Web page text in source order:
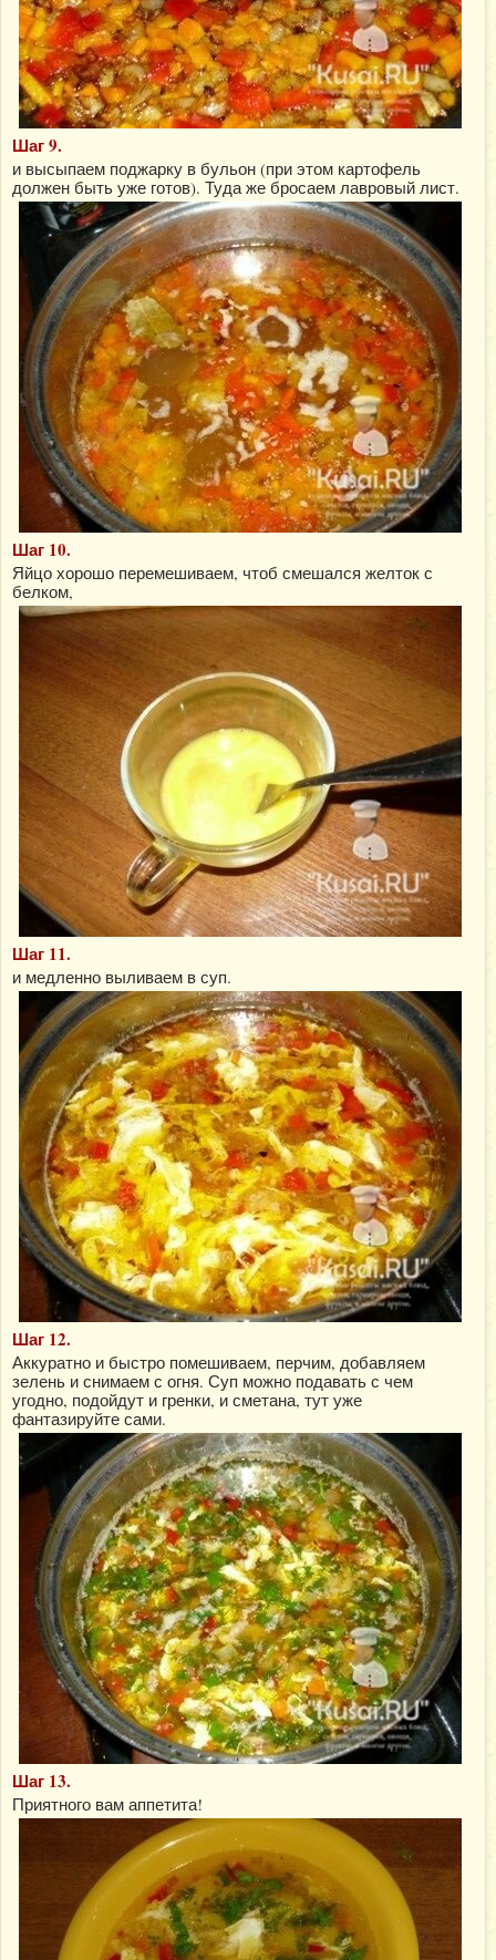
Шаг 9.
и высыпаем поджарку в бульон (при этом картофель
должен быть уже готов). Туда же бросаем лавровый лист.
Шаг 10.
Яйцо хорошо перемешиваем, чтоб смешался желток с
белком,
Шаг 11.
и медленно выливаем в суп.
Шаг 12.
Аккуратно и быстро помешиваем, перчим, добавляем
зелень и снимаем с огня. Суп можно подавать с чем
угодно, подойдут и гренки, и сметана, тут уже
фантазируйте сами.
Шаг 13.
Приятного вам аппетита!